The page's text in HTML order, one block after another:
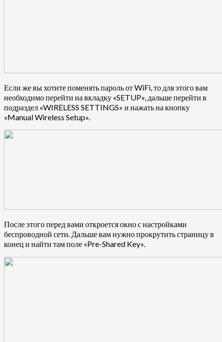
Если же вы хотите поменять пароль от WiFi, то для этого вам
необходимо перейти на вкладку «SETUP», дальше перейти в
подраздел «WIRELESS SETTINGS» и нажать на кнопку
«Manual Wireless Setup».
После этого перед вами откроется окно с настройками
беспроводной сети. Дальше вам нужно прокрутить страницу в
конец и найти там поле «Pre-Shared Key».